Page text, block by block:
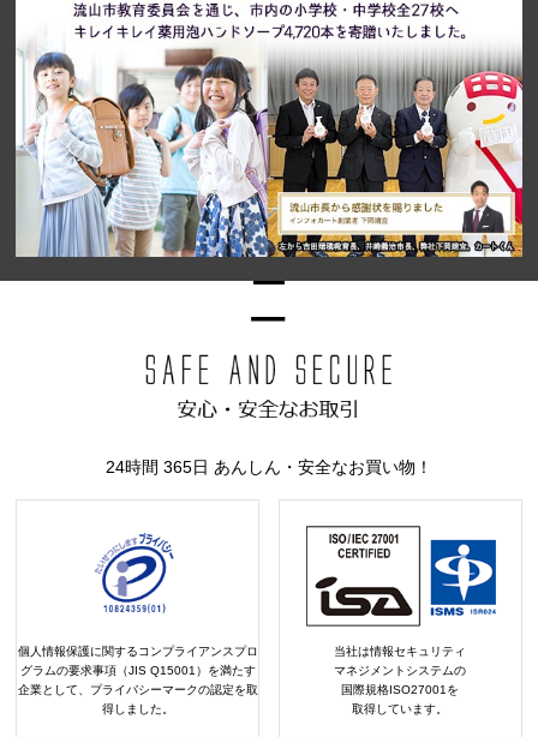
24時間 365日 あんしん・安全なお買い物！
個人情報保護に関するコンプライアンスプロ
グラムの要求事項（JIS Q15001）を満たす
企業として、プライバシーマークの認定を取
得しました。
当社は情報セキュリティ
マネジメントシステムの
国際規格ISO27001を
取得しています。